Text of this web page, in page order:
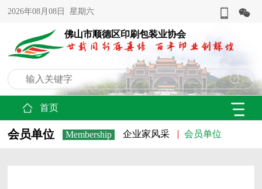
2026年08月08日 星期六
佛山市顺德区印刷包装业协会
首页
会员单位 Membership 企业家风采 会员单位